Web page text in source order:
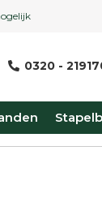
0320 -